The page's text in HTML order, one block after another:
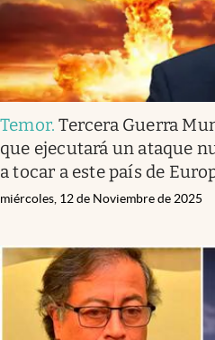
Temor.Tercera Guerra
que ejecutará un ataque
a tocar a este país de
miércoles, 12 de Noviembre de 2025